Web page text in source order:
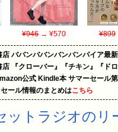
¥946→ ¥570 ¥899
店 ババンババンバンバンパイア最
店 『クローバー』『チキン』『ド
公式 Kindle本 サマーセール
ール情報のまとめはこちら
ットラジオのリ